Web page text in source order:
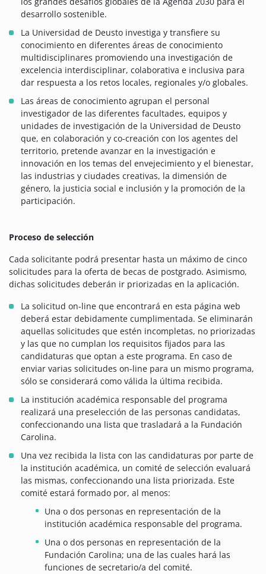
desarrollo sostenible.
La Universidad de Deusto investiga y transfiere su
conocimiento en diferentes áreas de conocimiento
multidisciplinares promoviendo una investigación de
excelencia interdisciplinar, colaborativa e inclusiva para
dar respuesta a los retos locales, regionales y/o globales.
Las áreas de conocimiento agrupan el personal
investigador de las diferentes facultades, equipos y
unidades de investigación de la Universidad de Deusto
que, en colaboración y co-creación con los agentes del
territorio, pretende avanzar en la investigación e
innovación en los temas del envejecimiento y el bienestar,
las industrias y ciudades creativas, la dimensión de
género, la justicia social e inclusión y la promoción de la
participación.
Proceso de selección
Cada solicitante podrá presentar hasta un máximo de cinco
solicitudes para la oferta de becas de postgrado. Asimismo,
dichas solicitudes deberán ir priorizadas en la aplicación.
La solicitud on-line que encontrará en esta página web
deberá estar debidamente cumplimentada. Se eliminarán
aquellas solicitudes que estén incompletas, no priorizadas
y las que no cumplan los requisitos fijados para las
candidaturas que optan a este programa. En caso de
enviar varias solicitudes on-line para un mismo programa,
sólo se considerará como válida la última recibida.
La institución académica responsable del programa
realizará una preselección de las personas candidatas,
confeccionando una lista que trasladará a la Fundación
Carolina.
Una vez recibida la lista con las candidaturas por parte de
la institución académica, un comité de selección evaluará
las mismas, confeccionando una lista priorizada. Este
comité estará formado por, al menos:
Una o dos personas en representación de la
institución académica responsable del programa.
Una o dos personas en representación de la
Fundación Carolina; una de las cuales hará las
funciones de secretario/a del comité.